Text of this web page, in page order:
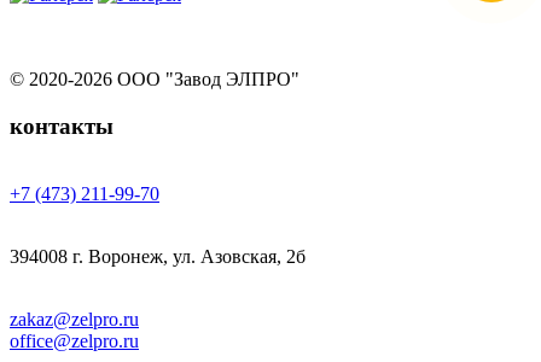
© 2020-2026 ООО "Завод ЭЛПРО"
контакты
+7 (473) 211-99-70
394008 г. Воронеж, ул. Азовская, 2б
zakaz@zelpro.ru
office@zelpro.ru